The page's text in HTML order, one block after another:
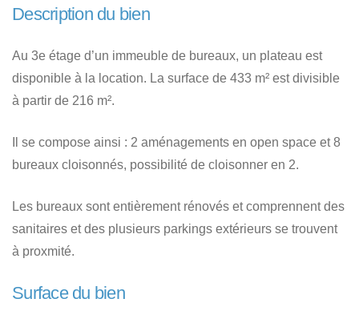
Description du bien
Au 3e étage d’un immeuble de bureaux, un plateau est
disponible à la location. La surface de 433 m² est divisible
à partir de 216 m².
Il se compose ainsi : 2 aménagements en open space et 8
bureaux cloisonnés, possibilité de cloisonner en 2.
Les bureaux sont entièrement rénovés et comprennent des
sanitaires et des plusieurs parkings extérieurs se trouvent
à proxmité.
Surface du bien